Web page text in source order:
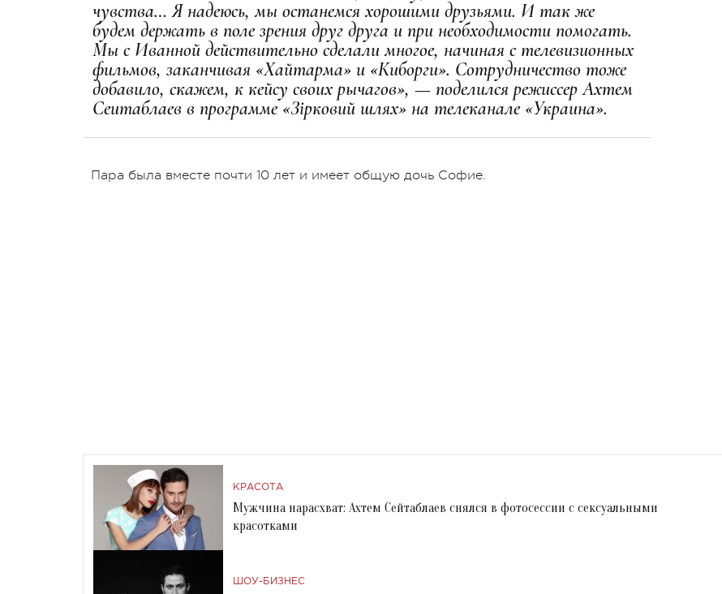
чувства… Я надеюсь, мы останемся хорошими друзьями. И так же
будем держать в поле зрения друг друга и при необходимости помогать.
Мы с Иванной действительно сделали многое, начиная с телевизионных
фильмов, заканчивая «Хайтарма» и «Киборги». Сотрудничество тоже
добавило, скажем, к кейсу своих рычагов», — поделился режиссер Ахтем
Сеитаблаев в программе «Зірковий шлях» на телеканале «Украина».
Пара была вместе почти 10 лет и имеет общую дочь Софие.
КРАСОТА
Мужчина нарасхват: Ахтем Сейтаблаев снялся в фотосессии с сексуальными
красотками
ШОУ-БИЗНЕС